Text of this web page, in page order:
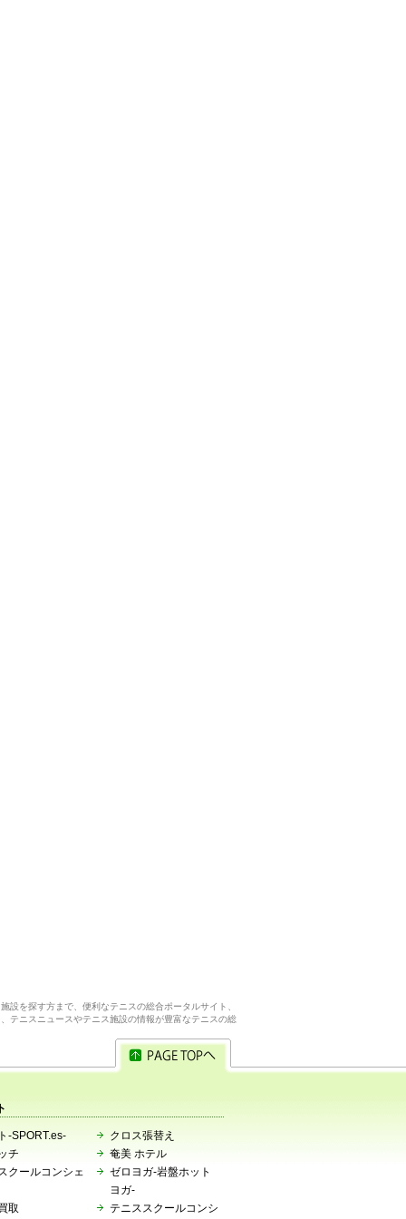
設を探す方まで、便利なテニスの総合ポータルサイト、
テニスニュースやテニス施設の情報が豊富なテニスの総
-SPORT.es-
チ
クールコンシェ
取
クロス張替え
奄美 ホテル
ゼロヨガ-岩盤ホット
ヨガ-
テニススクールコンシ